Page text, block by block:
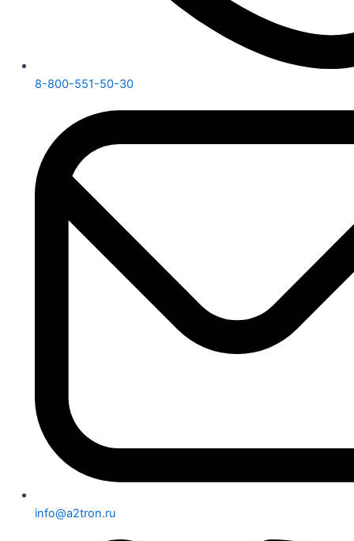
8-800-551-50-30
info@a2tron.ru